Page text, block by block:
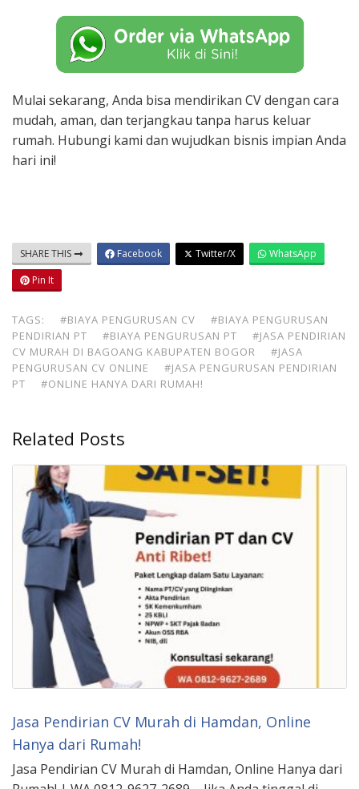
Mulai sekarang, Anda bisa mendirikan CV dengan cara
mudah, aman, dan terjangkau tanpa harus keluar
rumah. Hubungi kami dan wujudkan bisnis impian Anda
hari ini!
SHARE THIS Facebook Twitter/X
WhatsApp
Pin It
TAGS: #BIAYA PENGURUSAN CV
#BIAYA PENGURUSAN
PENDIRIAN PT
#BIAYA PENGURUSAN PT
#JASA PENDIRIAN
CV MURAH DI BAGOANG KABUPATEN BOGOR
#JASA
PENGURUSAN CV ONLINE
#JASA PENGURUSAN PENDIRIAN
PT
#ONLINE HANYA DARI RUMAH!
Related Posts
Jasa Pendirian CV Murah di Hamdan, Online
Hanya dari Rumah!
Jasa Pendirian CV Murah di Hamdan, Online Hanya dari